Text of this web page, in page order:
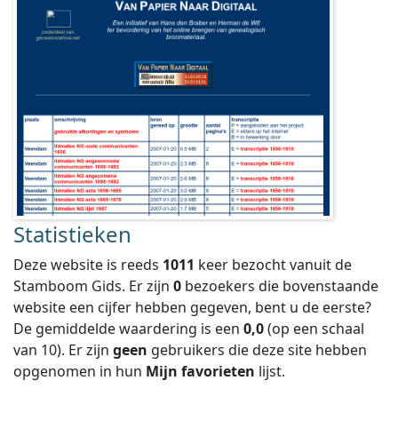
Statistieken
Deze website is reeds 1011 keer bezocht vanuit de
Stamboom Gids. Er zijn 0 bezoekers die bovenstaande
website een cijfer hebben gegeven, bent u de eerste?
De gemiddelde waardering is een 0,0(op een schaal
van 10). Er zijn geen gebruikers die deze site hebben
opgenomen in hun Mijn favorieten lijst.